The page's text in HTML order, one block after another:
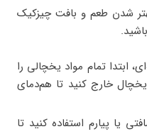
شدن طعم و بافت چیزکیک
ابتدا تمام مواد یخچالی را
یخچال خارج کنید تا هم‌دمای
یا پیارم استفاده کنید تا